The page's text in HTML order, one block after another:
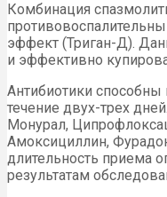
Комбинация
эффект (Триган-Д).
и эффективно
Антибиотики
течение двух-трех
Монурал,
Амоксициллин,
длительность приема
результатам